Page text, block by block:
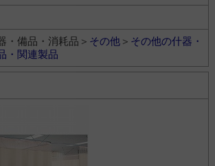
・備品・消耗品＞ その他＞ その他の什器・
・関連製品